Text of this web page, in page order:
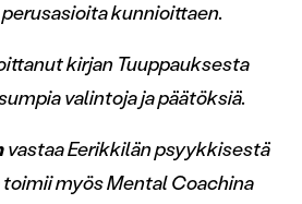
kunnioittaen.
kirjan Tuuppauksesta
valintoja ja päätöksiä.
vastaa Eerikkilän psyykkisestä
myös Mental Coachina